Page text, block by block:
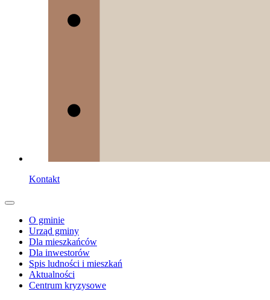
Kontakt
O gminie
Urząd gminy
Dla mieszkańców
Dla inwestorów
Spis ludności i mieszkań
Aktualności
Centrum kryzysowe